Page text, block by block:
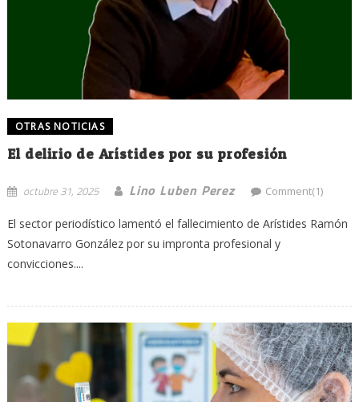
OTRAS NOTICIAS
El delirio de Arístides por su profesión
octubre 31, 2025 Lino Luben Perez Comment(1)
El sector periodístico lamentó el fallecimiento de Arístides Ramón
Sotonavarro González por su impronta profesional y
convicciones....